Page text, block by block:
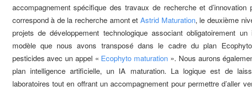
accompagnement spécifique des travaux de recherche et d’innovation
correspond à de la recherche amont et Astrid Maturation, le deuxième
projets de développement technologique associant obligatoirement un
modèle que nous avons transposé dans le cadre du plan
pesticides avec un appel « Ecophyto maturation ». Nous aurons
plan intelligence artificielle, un IA maturation. La logique est de
laboratoires tout en offrant un accompagnement pour permettre d’aller